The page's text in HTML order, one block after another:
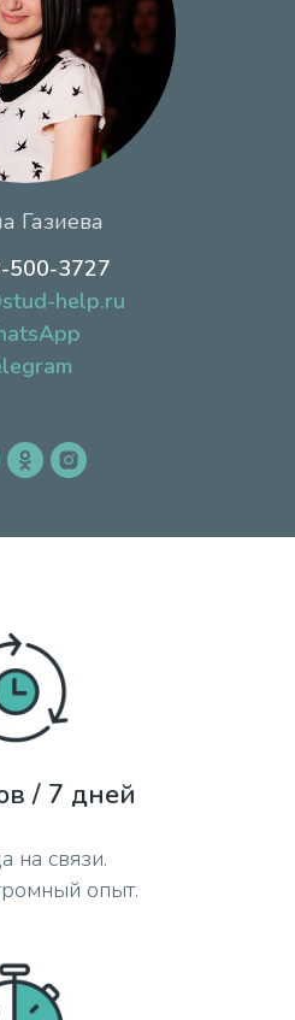
Газиева
500-3727
help.ru
/ 7 дней
на связи.
опыт.